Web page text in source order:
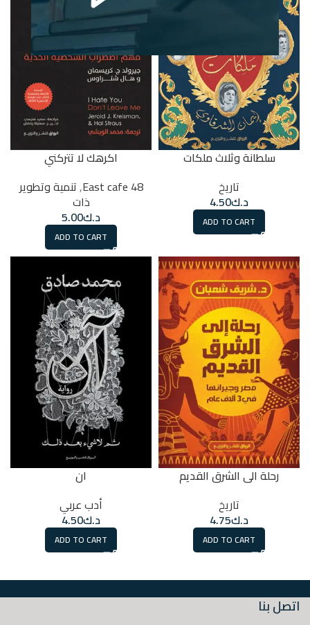
سلطانة وثلاث ملكات
تاريخ
د.ك4.50
ADD TO CART
اكرهك لا تتركني
48 East cafe
,تنمية وتطوير
ذات
د.ك5.00
ADD TO CART
رحلة الى الشرق القديم
تاريخ
د.ك4.75
ADD TO CART
ان
أدب عربي
د.ك4.50
ADD TO CART
اتصل بنا